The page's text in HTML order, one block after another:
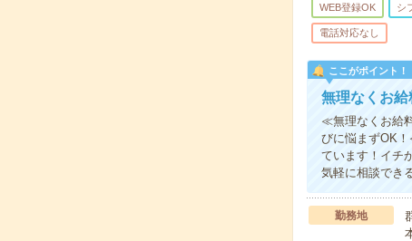
WEB登録OK シ
電話対応なし
ここがポイント！
無理なくお給
≪無理なくお給
びに悩まずOK
ています！イチ
気軽に相談でき
勤務地